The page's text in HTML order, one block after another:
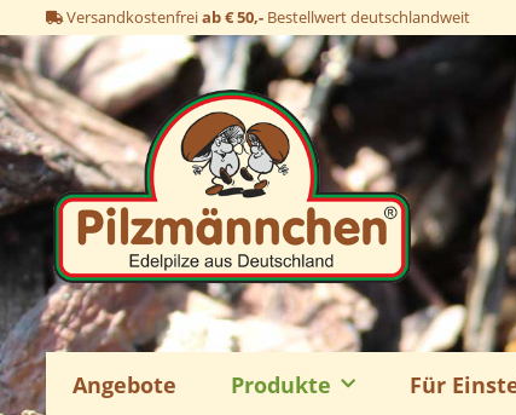
Versandkostenfreiab € 50,- Bestellwert deutschlandweit
Angebote Produkte Für